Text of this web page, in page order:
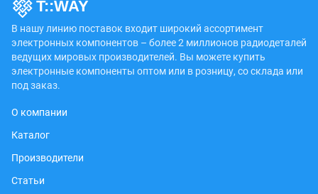
В нашу линию поставок входит широкий ассортимент
электронных компонентов – более 2 миллионов радиодеталей
ведущих мировых производителей. Вы можете купить
электронные компоненты оптом или в розницу, со склада или
под заказ.
О компании
Каталог
Производители
Статьи